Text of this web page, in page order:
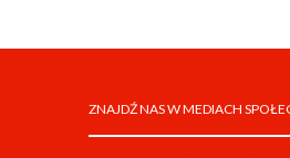
ZNAJDŹ NAS W MEDIACH